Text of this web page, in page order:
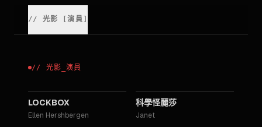
// 光影 [演員
// 光影 _演員
LOCKBOX
Ellen Hershbergen
科學怪麗莎
Janet